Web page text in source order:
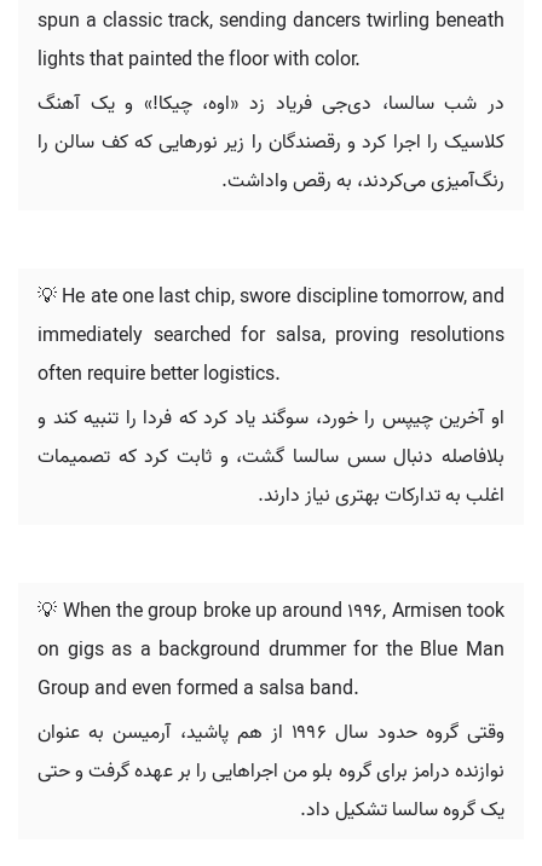
spun a classic track, sending dancers twirling beneath
lights that painted the floor with color.
در شب سالسا، دی‌جی فریاد زد «اوه، چیکا!» و یک آهنگ
کلاسیک را اجرا کرد و رقصندگان را زیر نورهایی که کف سالن را
رنگ‌آمیزی می‌کردند، به رقص واداشت.
💡 He ate one last chip, swore discipline tomorrow, and
immediately searched for salsa, proving resolutions
often require better logistics.
او آخرین چیپس را خورد، سوگند یاد کرد که فردا را تنبیه کند و
بلافاصله دنبال سس سالسا گشت، و ثابت کرد که تصمیمات
اغلب به تدارکات بهتری نیاز دارند.
💡 When the group broke up around 1996, Armisen took
on gigs as a background drummer for the Blue Man
Group and even formed a salsa band.
وقتی گروه حدود سال ۱۹۹۶ از هم پاشید، آرمیسن به عنوان
نوازنده درامز برای گروه بلو من اجراهایی را بر عهده گرفت و حتی
یک گروه سالسا تشکیل داد.